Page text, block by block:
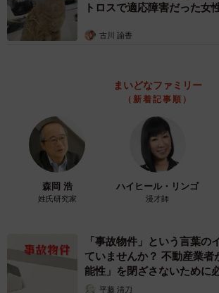
トロスで適応障害だった女
古川 諭香
まいどなファミリー
（新着記事順）
森岡 浩
姓氏研究家
ハイヒール・リンゴ
漫才師
「事故物件」という言葉の
ていませんか？ 不動産業者
能性」を閉ざさないために
平藤 清刀